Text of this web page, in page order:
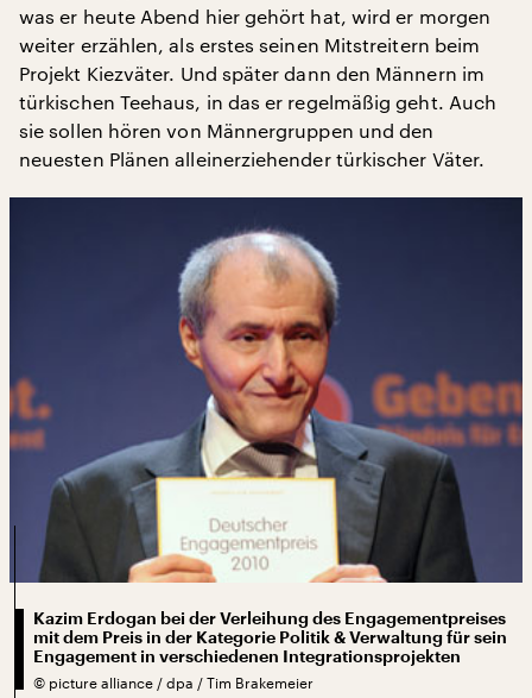
was er heute Abend hier gehört hat, wird er morgen
weiter erzählen, als erstes seinen Mitstreitern beim
Projekt Kiezväter. Und später dann den Männern im
türkischen Teehaus, in das er regelmäßig geht. Auch
sie sollen hören von Männergruppen und den
neuesten Plänen alleinerziehender türkischer Väter.
Kazim Erdogan bei der Verleihung des Engagementpreises
mit dem Preis in der Kategorie Politik & Verwaltung für sein
Engagement in verschiedenen Integrationsprojekten
© picture alliance / dpa / Tim Brakemeier